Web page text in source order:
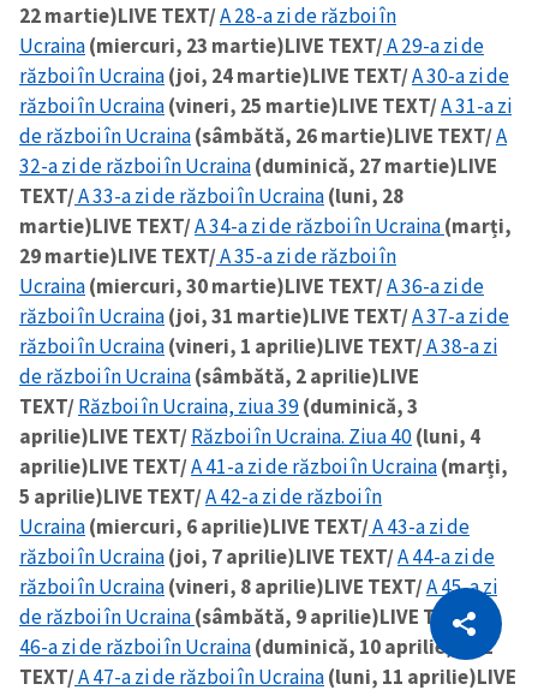
Copiază Link
22 martie)LIVE TEXT/A 28-a zi de război în
Ucraina(miercuri, 23 martie)LIVE TEXT/A 29-a zi de
război în Ucraina(joi, 24 martie)LIVE TEXT/A 30-a zi de
război în Ucraina(vineri, 25 martie)LIVE TEXT/A 31-a zi
de război în Ucraina(sâmbătă, 26 martie)LIVE TEXT/A
32-a zi de război în Ucraina(duminică, 27 martie)LIVE
TEXT/A 33-a zi de război în Ucraina(luni, 28
martie)LIVE TEXT/A 34-a zi de război în Ucraina(marți,
29 martie)LIVE TEXT/A 35-a zi de război în
Ucraina(miercuri, 30 martie)LIVE TEXT/A 36-a zi de
război în Ucraina(joi, 31 martie)LIVE TEXT/A 37-a zi de
război în Ucraina(vineri, 1 aprilie)LIVE TEXT/A 38-a zi
de război în Ucraina(sâmbătă, 2 aprilie)LIVE
TEXT/Război în Ucraina, ziua 39(duminică, 3
aprilie)LIVE TEXT/Război în Ucraina. Ziua 40(luni, 4
aprilie)LIVE TEXT/A 41-a zi de război în Ucraina(marți,
5 aprilie)LIVE TEXT/A 42-a zi de război în
Ucraina(miercuri, 6 aprilie)LIVE TEXT/A 43-a zi de
război în Ucraina(joi, 7 aprilie)LIVE TEXT/A 44-a zi de
război în Ucraina(vineri, 8 aprilie)LIVE TEXT/A 45-a zi
de război în Ucraina(sâmbătă, 9 aprilie)LIVE TEXT/
46-a zi de război în Ucraina(duminică, 10 aprilie)
LIVE
TEXT/A 47-a zi de război în Ucraina(luni, 11 aprilie)LIVE
Citește articolul
CITEȘTE